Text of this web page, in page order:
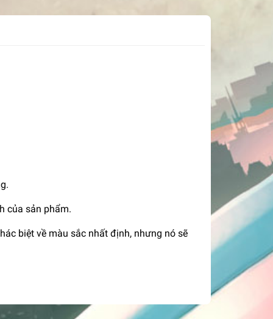
của sản phẩm.
biệt về màu sắc nhất định, nhưng nó sẽ